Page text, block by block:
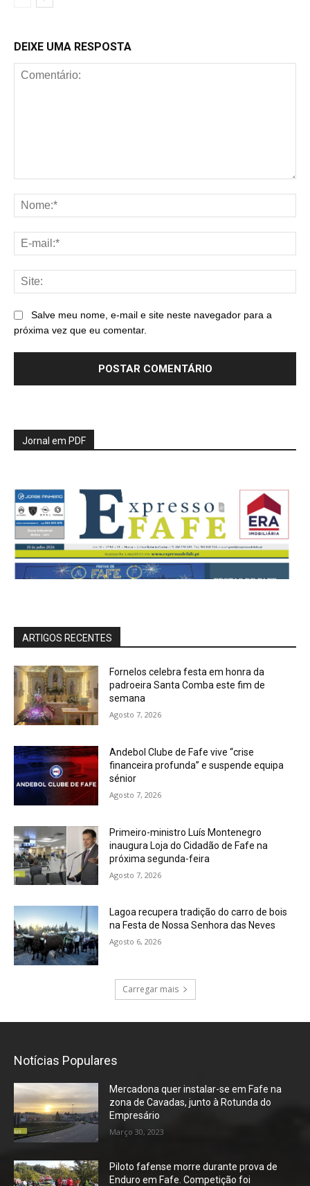
DEIXE UMA RESPOSTA
Salve meu nome, e-mail e site neste navegador para a
próxima vez que eu comentar.
Jornal em PDF
ARTIGOS RECENTES
Fornelos celebra festa em honra da
padroeira Santa Comba este fim de
semana
Agosto 7, 2026
Andebol Clube de Fafe vive “crise
financeira profunda” e suspende equipa
sénior
Agosto 7, 2026
Primeiro-ministro Luís Montenegro
inaugura Loja do Cidadão de Fafe na
próxima segunda-feira
Agosto 7, 2026
Lagoa recupera tradição do carro de bois
na Festa de Nossa Senhora das Neves
Agosto 6, 2026
Carregar mais
Notícias Populares
Mercadona quer instalar-se em Fafe na
zona de Cavadas, junto à Rotunda do
Empresário
Março 30, 2023
Piloto fafense morre durante prova de
Enduro em Fafe. Competição foi